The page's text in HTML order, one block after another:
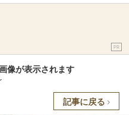
PR
像が表示されます
記事に戻る